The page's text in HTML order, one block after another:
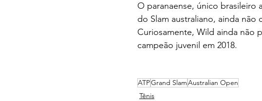
O paranaense, único brasileiro
do Slam australiano, ainda não
Curiosamente, Wild ainda não
campeão juvenil em 2018.
ATPGrand SlamAustralian Open
Tênis